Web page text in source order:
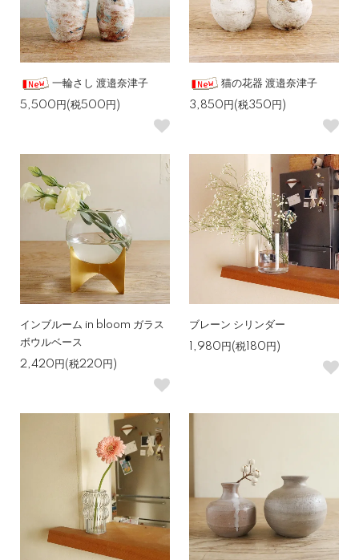
一輪さし 渡邉奈津子
5,500円(税500円)
猫の花器 渡邉奈津子
3,850円(税350円)
インブルーム in bloom ガラス
ボウルベース
2,420円(税220円)
ブレーン シリンダー
1,980円(税180円)